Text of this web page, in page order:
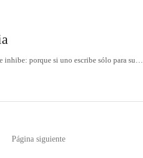
inhibe: porque si uno escribe sólo para su…
PáginaPágina siguiente